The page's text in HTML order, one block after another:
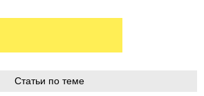
Статьи по теме